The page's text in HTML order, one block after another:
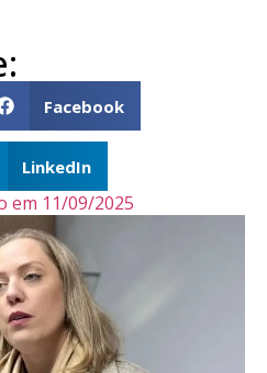
Facebook
LinkedIn
em 11/09/2025